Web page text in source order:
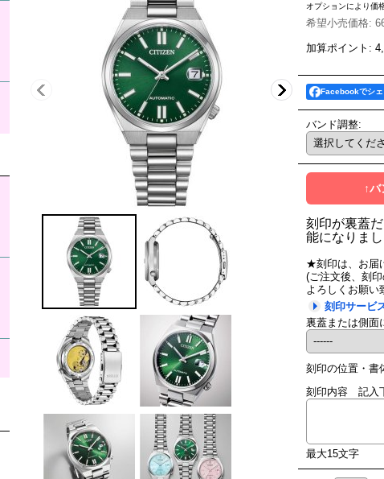
オプションにより価
希望小売価格:
加算ポイント:
Facebookでシェ
バンド調整:
↑
刻印が裏蓋
能になりまし
★刻印は、お届
(ご注文後、刻
よろしくお願い
刻印サービ
裏蓋または側面
刻印の位置・書
刻印内容 記入
最大15文字